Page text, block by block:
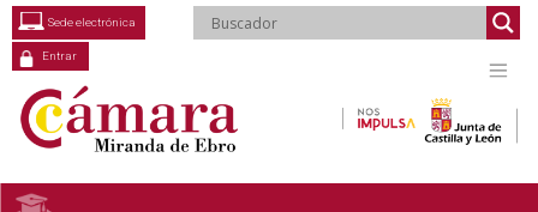
Saltar
contenido
Entrar
Sede electrónica